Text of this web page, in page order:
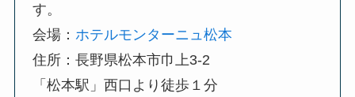
す。
会場：ホテルモンターニュ松本
住所：長野県松本市巾上3-2
「松本駅」西口より徒歩１分